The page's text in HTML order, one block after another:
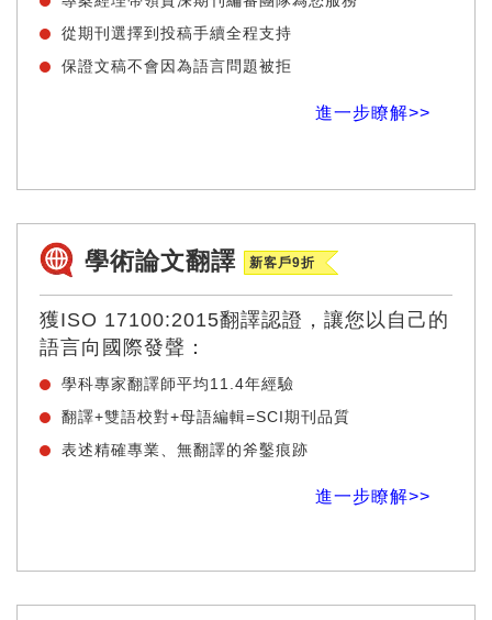
從期刊選擇到投稿手續全程支持
保證文稿不會因為語言問題被拒
進一步瞭解>>
學術論文翻譯 新客戶9折
獲ISO 17100:2015翻譯認證，讓您以自己的
語言向國際發聲：
學科專家翻譯師平均11.4年經驗
翻譯+雙語校對+母語編輯=SCI期刊品質
表述精確專業、無翻譯的斧鑿痕跡
進一步瞭解>>